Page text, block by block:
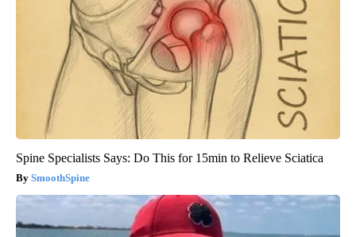
Spine Specialists Says: Do This for 15min to Relieve Sciatica
SmoothSpine